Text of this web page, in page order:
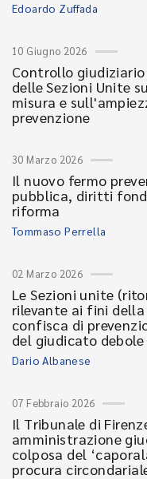
Edoardo Zuffada
10 Giugno 2026
Controllo
delle Sezioni Unite
misura e
prevenzione
30 Marzo 2026
Il nuovo fermo
pubblica, diritti
riforma
Tommaso Perrella
02 Marzo 2026
Le Sezioni unite
rilevante ai fini
confisca di
del giudicato
Dario Albanese
07 Febbraio 2026
Il Tribunale di
amministrazione
colposa del
procura